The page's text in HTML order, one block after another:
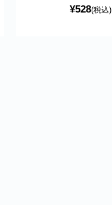
¥528(税込)